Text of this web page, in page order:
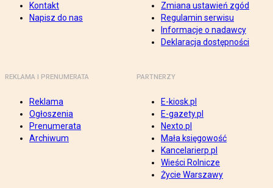
Kontakt
Napisz do nas
Zmiana ustawień zgód
Regulamin serwisu
Informacje o nadawcy
Deklaracja dostępności
REKLAMA I PRENUMERATA
Reklama
Ogłoszenia
Prenumerata
Archiwum
PARTNERZY
E-kiosk.pl
E-gazety.pl
Nexto.pl
Mała księgowość
Kancelarierp.pl
Wieści Rolnicze
Życie Warszawy